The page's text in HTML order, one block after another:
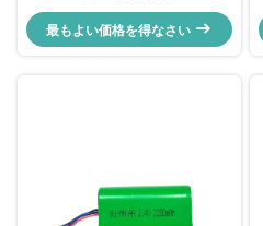
700mah 800mah Nimh Aaa バッ
テリーパック
最もよい価格を得なさい